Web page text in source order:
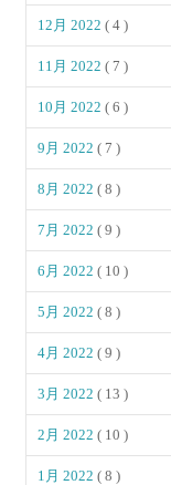
12月 2022( 4 )
11月 2022( 7 )
10月 2022( 6 )
9月 2022( 7 )
8月 2022( 8 )
7月 2022( 9 )
6月 2022( 10 )
5月 2022( 8 )
4月 2022( 9 )
3月 2022( 13 )
2月 2022( 10 )
1月 2022( 8 )